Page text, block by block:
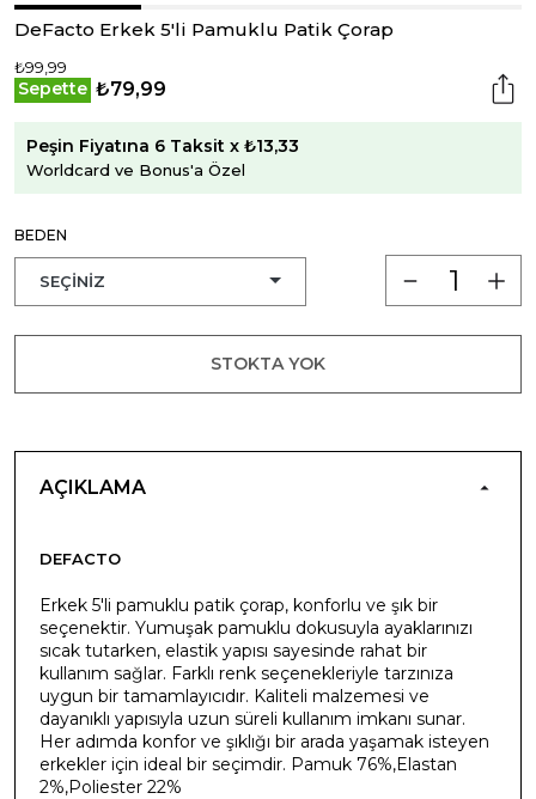
DeFacto Erkek 5'li Pamuklu Patik Çorap
₺99,99
Sepette ₺79,99
Peşin Fiyatına 6 Taksit x ₺13,33
Worldcard ve Bonus'a Özel
BEDEN
STOKTA YOK
AÇIKLAMA
DEFACTO
Erkek 5'li pamuklu patik çorap, konforlu ve şık bir
seçenektir. Yumuşak pamuklu dokusuyla ayaklarınızı
sıcak tutarken, elastik yapısı sayesinde rahat bir
kullanım sağlar. Farklı renk seçenekleriyle tarzınıza
uygun bir tamamlayıcıdır. Kaliteli malzemesi ve
dayanıklı yapısıyla uzun süreli kullanım imkanı sunar.
Her adımda konfor ve şıklığı bir arada yaşamak isteyen
erkekler için ideal bir seçimdir. Pamuk 76%,Elastan
2%,Poliester 22%